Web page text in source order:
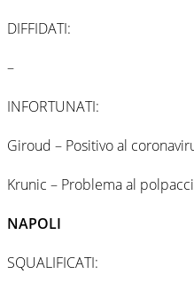
DIFFIDATI:
–
INFORTUNATI:
Giroud – Positivo al
Krunic – Problema al
NAPOLI
SQUALIFICATI: